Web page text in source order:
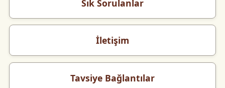
Sık Sorulanlar
İletişim
Tavsiye Bağlantılar